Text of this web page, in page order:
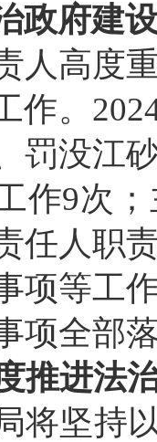
政府建
人高度
作。
罚没江
作9次
任人职
项等工
项全部
推进法
将坚持